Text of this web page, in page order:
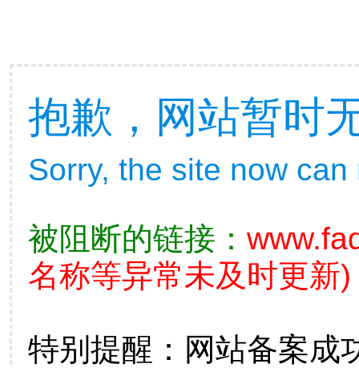
抱歉，网站暂时
Sorry, the site now
被阻断的链接：
名称等异常未及时更新)
特别提醒：网站备案成